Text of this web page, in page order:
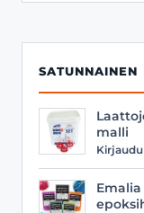
SATUNNAINEN
malli